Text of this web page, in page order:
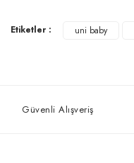
Etiketler : uni baby
Güvenli Alışveriş